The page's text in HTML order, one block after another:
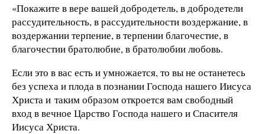
«Покажите в вере вашей добродетель, в добродетели
рассудительность, в рассудительности воздержание, в
воздержании терпение, в терпении благочестие, в
благочестии братолюбие, в братолюбии любовь.
Если это в вас есть и умножается, то вы не останетесь
без успеха и плода в познании Господа нашего Иисуса
Христа и таким образом откроется вам свободный
вход в вечное Царство Господа нашего и Спасителя
Иисуса Христа.